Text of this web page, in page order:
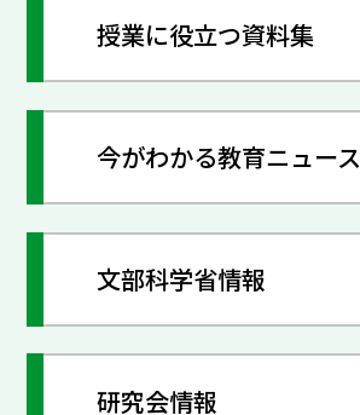
授業に役立つ資料集
今がわかる教育ニュース
文部科学省情報
研究会情報